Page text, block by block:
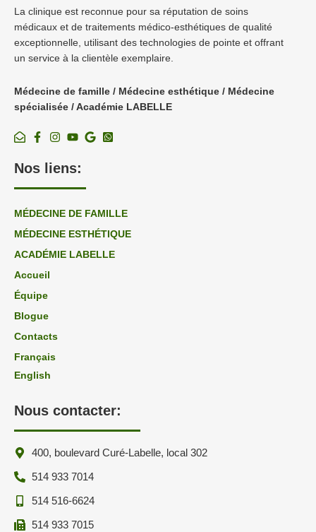
La clinique est reconnue pour sa réputation de soins
médicaux et de traitements médico-esthétiques de qualité
exceptionnelle, utilisant des technologies de pointe et offrant
un service à la clientèle exemplaire.
Médecine de famille / Médecine esthétique / Médecine
spécialisée / Académie LABELLE
Nos liens:
MÉDECINE DE FAMILLE
MÉDECINE ESTHÉTIQUE
ACADÉMIE LABELLE
Accueil
Équipe
Blogue
Contacts
Français
English
Nous contacter:
400, boulevard Curé-Labelle, local 302
514 933 7014
514 516-6624
514 933 7015